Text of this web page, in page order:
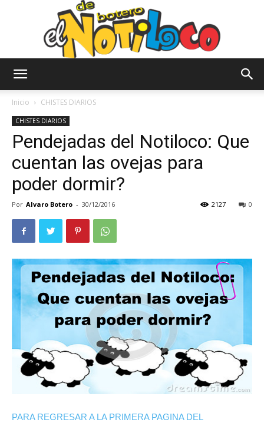
Notiloco
Inicio CHISTES DIARIOS
CHISTES DIARIOS
Pendejadas del Notiloco: Que
cuentan las ovejas para
poder dormir?
Por Alvaro Botero - 30/12/2016 0
2127
PARA REGRESAR A LA PRIMERA PAGINA DEL